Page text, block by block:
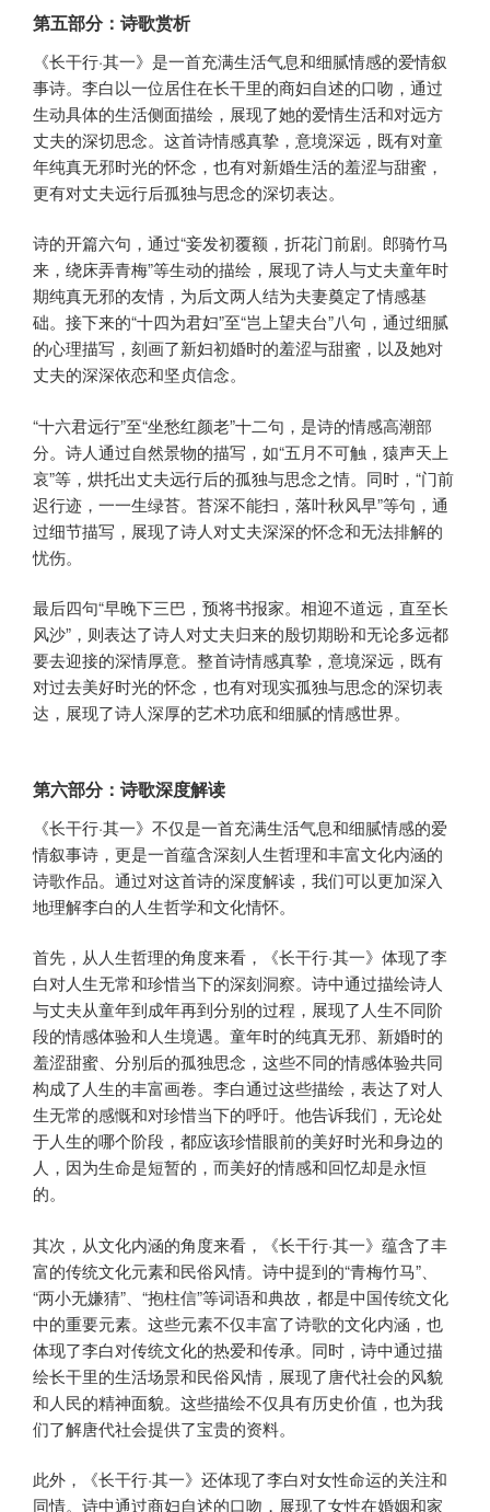
第五部分：诗歌赏析
《长干行·其一》是一首充满生活气息和细腻情感的爱情叙
事诗。李白以一位居住在长干里的商妇自述的口吻，通过
生动具体的生活侧面描绘，展现了她的爱情生活和对远方
丈夫的深切思念。这首诗情感真挚，意境深远，既有对童
年纯真无邪时光的怀念，也有对新婚生活的羞涩与甜蜜，
更有对丈夫远行后孤独与思念的深切表达。
诗的开篇六句，通过“妾发初覆额，折花门前剧。郎骑竹马
来，绕床弄青梅”等生动的描绘，展现了诗人与丈夫童年时
期纯真无邪的友情，为后文两人结为夫妻奠定了情感基
础。接下来的“十四为君妇”至“岂上望夫台”八句，通过细腻
的心理描写，刻画了新妇初婚时的羞涩与甜蜜，以及她对
丈夫的深深依恋和坚贞信念。
“十六君远行”至“坐愁红颜老”十二句，是诗的情感高潮部
分。诗人通过自然景物的描写，如“五月不可触，猿声天上
哀”等，烘托出丈夫远行后的孤独与思念之情。同时，“门前
迟行迹，一一生绿苔。苔深不能扫，落叶秋风早”等句，通
过细节描写，展现了诗人对丈夫深深的怀念和无法排解的
忧伤。
最后四句“早晚下三巴，预将书报家。相迎不道远，直至长
风沙”，则表达了诗人对丈夫归来的殷切期盼和无论多远都
要去迎接的深情厚意。整首诗情感真挚，意境深远，既有
对过去美好时光的怀念，也有对现实孤独与思念的深切表
达，展现了诗人深厚的艺术功底和细腻的情感世界。
第六部分：诗歌深度解读
《长干行·其一》不仅是一首充满生活气息和细腻情感的爱
情叙事诗，更是一首蕴含深刻人生哲理和丰富文化内涵的
诗歌作品。通过对这首诗的深度解读，我们可以更加深入
地理解李白的人生哲学和文化情怀。
首先，从人生哲理的角度来看，《长干行·其一》体现了李
白对人生无常和珍惜当下的深刻洞察。诗中通过描绘诗人
与丈夫从童年到成年再到分别的过程，展现了人生不同阶
段的情感体验和人生境遇。童年时的纯真无邪、新婚时的
羞涩甜蜜、分别后的孤独思念，这些不同的情感体验共同
构成了人生的丰富画卷。李白通过这些描绘，表达了对人
生无常的感慨和对珍惜当下的呼吁。他告诉我们，无论处
于人生的哪个阶段，都应该珍惜眼前的美好时光和身边的
人，因为生命是短暂的，而美好的情感和回忆却是永恒
的。
其次，从文化内涵的角度来看，《长干行·其一》蕴含了丰
富的传统文化元素和民俗风情。诗中提到的“青梅竹马”、
“两小无嫌猜”、“抱柱信”等词语和典故，都是中国传统文化
中的重要元素。这些元素不仅丰富了诗歌的文化内涵，也
体现了李白对传统文化的热爱和传承。同时，诗中通过描
绘长干里的生活场景和民俗风情，展现了唐代社会的风貌
和人民的精神面貌。这些描绘不仅具有历史价值，也为我
们了解唐代社会提供了宝贵的资料。
此外，《长干行·其一》还体现了李白对女性命运的关注和
同情。诗中通过商妇自述的口吻，展现了女性在婚姻和家